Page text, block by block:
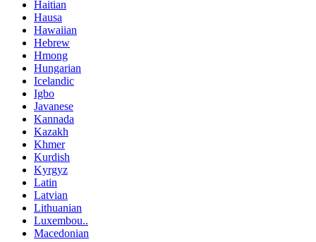
Haitian
Hausa
Hawaiian
Hebrew
Hmong
Hungarian
Icelandic
Igbo
Javanese
Kannada
Kazakh
Khmer
Kurdish
Kyrgyz
Latin
Latvian
Lithuanian
Luxembou..
Macedonian